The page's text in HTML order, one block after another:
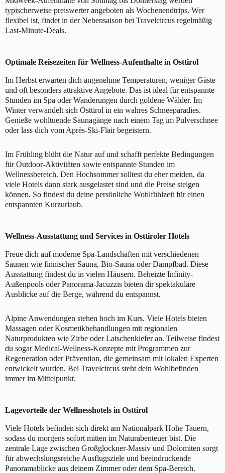
typischerweise preiswerter angeboten als Wochenendtrips. Wer
flexibel ist, findet in der Nebensaison bei Travelcircus regelmäßig
Last-Minute-Deals.
Optimale Reisezeiten für Wellness-Aufenthalte in Osttirol
Im Herbst erwarten dich angenehme Temperaturen, weniger Gäste
und oft besonders attraktive Angebote. Das ist ideal für entspannte
Stunden im Spa oder Wanderungen durch goldene Wälder. Im
Winter verwandelt sich Osttirol in ein wahres Schneeparadies.
Genieße wohltuende Saunagänge nach einem Tag im Pulverschnee
oder lass dich vom Après-Ski-Flair begeistern.
Im Frühling blüht die Natur auf und schafft perfekte Bedingungen
für Outdoor-Aktivitäten sowie entspannte Stunden im
Wellnessbereich. Den Hochsommer solltest du eher meiden, da
viele Hotels dann stark ausgelastet sind und die Preise steigen
können. So findest du deine persönliche Wohlfühlzeit für einen
entspannten Kurzurlaub.
Wellness-Ausstattung und Services in Osttiroler Hotels
Freue dich auf moderne Spa-Landschaften mit verschiedenen
Saunen wie finnischer Sauna, Bio-Sauna oder Dampfbad. Diese
Ausstattung findest du in vielen Häusern. Beheizte Infinity-
Außenpools oder Panorama-Jacuzzis bieten dir spektakuläre
Ausblicke auf die Berge, während du entspannst.
Alpine Anwendungen stehen hoch im Kurs. Viele Hotels bieten
Massagen oder Kosmetikbehandlungen mit regionalen
Naturprodukten wie Zirbe oder Latschenkiefer an. Teilweise findest
du sogar Medical-Wellness-Konzepte mit Programmen zur
Regeneration oder Prävention, die gemeinsam mit lokalen Experten
entwickelt wurden. Bei Travelcircus steht dein Wohlbefinden
immer im Mittelpunkt.
Lagevorteile der Wellnesshotels in Osttirol
Viele Hotels befinden sich direkt am Nationalpark Hohe Tauern,
sodass du morgens sofort mitten im Naturabenteuer bist. Die
zentrale Lage zwischen Großglockner-Massiv und Dolomiten sorgt
für abwechslungsreiche Ausflugsziele und beeindruckende
Panoramablicke aus deinem Zimmer oder dem Spa-Bereich.